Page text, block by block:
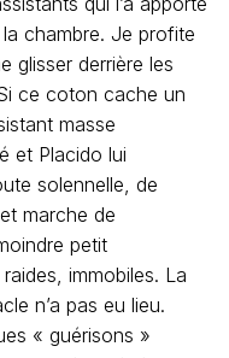
« guérisons »
tant de malades
la cote, alors on vient
ne dure que
sollicitent
dans les chambres
de l’hôtel, je